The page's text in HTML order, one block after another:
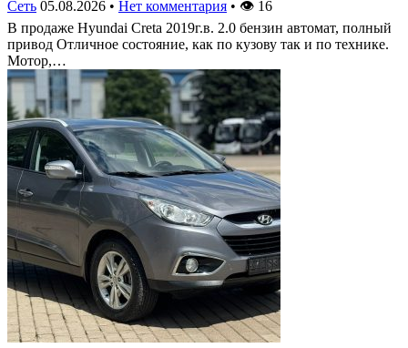
Сеть 05.08.2026 • Нет комментария • 👁 16
В продаже Hyundai Creta 2019г.в. 2.0 бензин автомат, полный
привод Отличное состояние, как по кузову так и по технике.
Мотор,…